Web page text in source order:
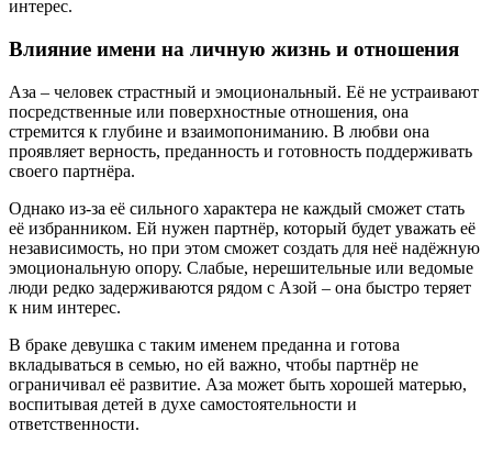
интерес.
Влияние имени на личную жизнь и отношения
Аза – человек страстный и эмоциональный. Её не устраивают
посредственные или поверхностные отношения, она
стремится к глубине и взаимопониманию. В любви она
проявляет верность, преданность и готовность поддерживать
своего партнёра.
Однако из-за её сильного характера не каждый сможет стать
её избранником. Ей нужен партнёр, который будет уважать её
независимость, но при этом сможет создать для неё надёжную
эмоциональную опору. Слабые, нерешительные или ведомые
люди редко задерживаются рядом с Азой – она быстро теряет
к ним интерес.
В браке девушка с таким именем преданна и готова
вкладываться в семью, но ей важно, чтобы партнёр не
ограничивал её развитие. Аза может быть хорошей матерью,
воспитывая детей в духе самостоятельности и
ответственности.